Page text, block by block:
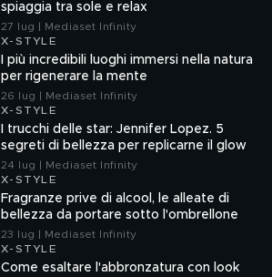
spiaggia tra sole e relax
27 lug | Mediaset Infinity
X-STYLE
I più incredibili luoghi immersi nella natura
per rigenerare la mente
26 lug | Mediaset Infinity
X-STYLE
I trucchi delle star: Jennifer Lopez. 5
segreti di bellezza per replicarne il glow
24 lug | Mediaset Infinity
X-STYLE
Fragranze prive di alcool, le alleate di
bellezza da portare sotto l'ombrellone
23 lug | Mediaset Infinity
X-STYLE
Come esaltare l'abbronzatura con look